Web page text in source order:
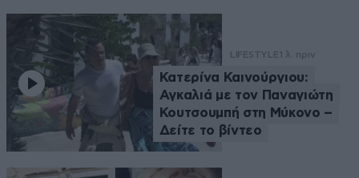
LIFESTYLE 1 λ. πριν
Κατερίνα Καινούργιου:
Αγκαλιά με τον Παναγιώτη
Κουτσουμπή στη Μύκονο –
Δείτε το βίντεο